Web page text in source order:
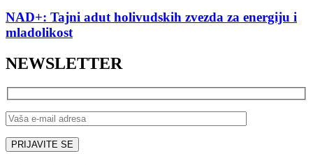
NAD+: Tajni adut holivudskih zvezda za energiju i
mladolikost
NEWSLETTER